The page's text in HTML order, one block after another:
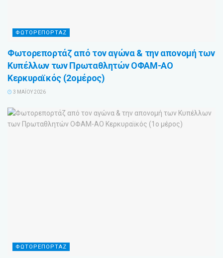
ΦΩΤΟΡΕΠΟΡΤΑΖ
Φωτορεπορτάζ από τον αγώνα & την απονομή των
Κυπέλλων των Πρωταθλητών ΟΦΑΜ-ΑΟ
Κερκυραϊκός (2ομέρος)
3 ΜΑΪ́ΟΥ 2026
ΦΩΤΟΡΕΠΟΡΤΑΖ